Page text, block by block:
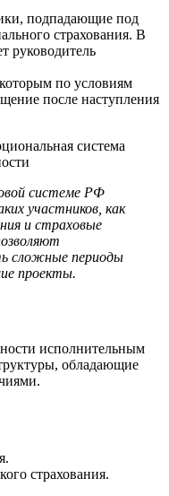
подпадающие под
страхования. В
руководитель
по условиям
после наступления
система
системе РФ
участников, как
и страховые
сложные периоды
проекты.
исполнительным
обладающие
страхования.